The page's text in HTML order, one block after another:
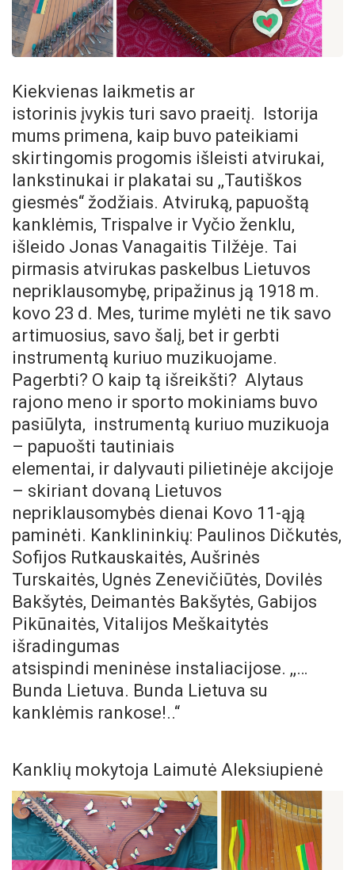
Kiekvienas laikmetis ar
istorinis įvykis turi savo praeitį. Istorija
mums primena, kaip buvo pateikiami
skirtingomis progomis išleisti atvirukai,
lankstinukai ir plakatai su ,,Tautiškos
giesmės“ žodžiais. Atviruką, papuoštą
kanklėmis, Trispalve ir Vyčio ženklu,
išleido Jonas Vanagaitis Tilžėje. Tai
pirmasis atvirukas paskelbus Lietuvos
nepriklausomybę, pripažinus ją 1918 m.
kovo 23 d. Mes, turime mylėti ne tik savo
artimuosius, savo šalį, bet ir gerbti
instrumentą kuriuo muzikuojame.
Pagerbti? O kaip tą išreikšti? Alytaus
rajono meno ir sporto mokiniams buvo
pasiūlyta, instrumentą kuriuo muzikuoja
– papuošti tautiniais
elementai, ir dalyvauti pilietinėje akcijoje
– skiriant dovaną Lietuvos
nepriklausomybės dienai Kovo 11-ąją
paminėti. Kanklininkių: Paulinos Dičkutės,
Sofijos Rutkauskaitės, Aušrinės
Turskaitės, Ugnės Zenevičiūtės, Dovilės
Bakšytės, Deimantės Bakšytės, Gabijos
Pikūnaitės, Vitalijos Meškaitytės
išradingumas
atsispindi meninėse instaliacijose. ,,…
Bunda Lietuva. Bunda Lietuva su
kanklėmis rankose!..“
Kanklių mokytoja Laimutė Aleksiupienė